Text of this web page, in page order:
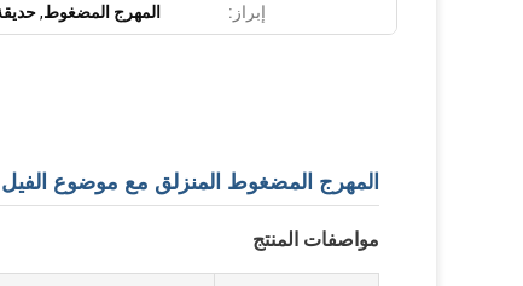
إبراز: المهرج المضغوط,
المهرج المضغوط المنزلق مع موضوع الفيل
مواصفات المنتج